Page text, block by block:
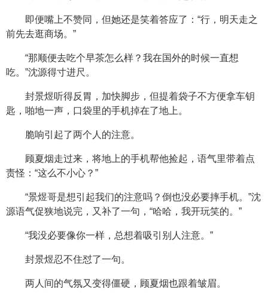
即便嘴上不赞同，但她还是笑着答应了：“行，明天走之
前先去逛商场。”
“那顺便去吃个早茶怎么样？我在国外的时候一直想
吃。”沈源得寸进尺。
封景煜听得反胃，加快脚步，但提着袋子不方便拿车钥
匙，啪地一声，口袋里的手机掉在了地上。
脆响引起了两个人的注意。
顾夏烟走过来，将地上的手机帮他捡起，语气里带着点
责怪：“这么不小心？”
“景煜哥是想引起我们的注意吗？倒也没必要摔手机。”沈
源语气促狭地说完，又补了一句，“哈哈，我开玩笑的。”
“我没必要像你一样，总想着吸引别人注意。”
封景煜忍不住怼了一句。
两人间的气氛又变得僵硬，顾夏烟也跟着皱眉。